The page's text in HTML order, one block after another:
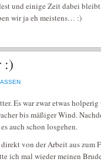
und einige Zeit dabei
wir ja eh meistens… :)
:)
Es war zwar etwas
bis mäßiger Wind.
auch schon losgehen.
von der Arbeit aus zum
ich mal wieder meinen